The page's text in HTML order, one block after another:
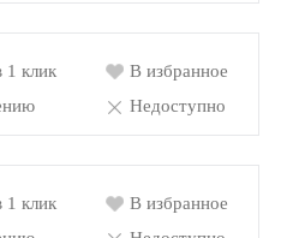
1 клик
В избранное
Недоступно
1 клик
В избранное